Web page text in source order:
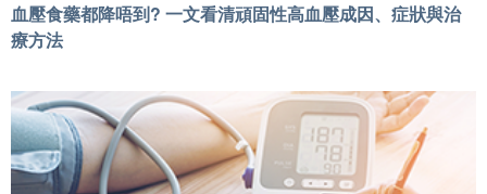
血壓食藥都降唔到? 一文看清頑固性高血壓成因、症狀與治
療方法